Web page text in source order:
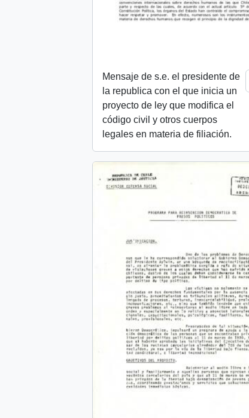
Mensaje de s.e. el presidente de
la republica con el que inicia un
proyecto de ley que modifica el
código civil y otros cuerpos
legales en materia de filiación.